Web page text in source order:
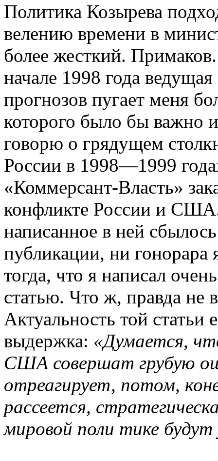
Политика Козырева
велению времени в
более жесткий.
начале 1998 года
прогнозов пугает меня
которого было бы важно
говорю о грядущем
России в 1998—1999
«Коммерсант-Власть»
конфликте России и США.
написанное в ней
публикации, ни гонорара
тогда, что я написал
статью. Что ж, правда не
Актуальность той статьи
выдержка: «Думается,
США совершат грубую
отреагирует, потом,
рассеется,
мировой поли тике